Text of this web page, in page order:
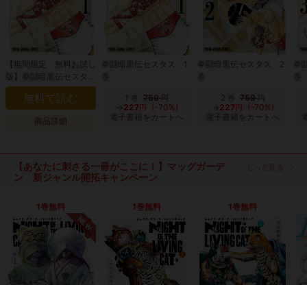
【期間限定 無料お試し
版】拳闘暗黒伝セスタ
ス 1巻
無料で読む
商品詳細
拳闘暗黒伝セスタス 1
巻
1 巻 759円
227 円
(-70%)
電子書籍をカートへ
拳闘暗黒伝セスタス 2
巻
巻 759円
227 円
(-70%)
電子書籍をカートへ
拳
巻
【あなたに刺さる一冊がここに！】マッグガーデ
ン 新ジャンル開拓キャンペーン
1巻無料
NEW
1巻無料 1巻無料